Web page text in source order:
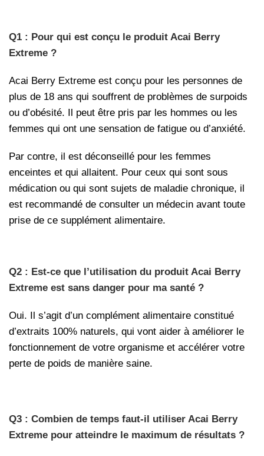
Q1 : Pour qui est conçu le produit Acai Berry
Extreme ?
Acai Berry Extreme est conçu pour les personnes de
plus de 18 ans qui souffrent de problèmes de surpoids
ou d’obésité. Il peut être pris par les hommes ou les
femmes qui ont une sensation de fatigue ou d’anxiété.
Par contre, il est déconseillé pour les femmes
enceintes et qui allaitent. Pour ceux qui sont sous
médication ou qui sont sujets de maladie chronique, il
est recommandé de consulter un médecin avant toute
prise de ce supplément alimentaire.
Q2 : Est-ce que l’utilisation du produit Acai Berry
Extreme est sans danger pour ma santé ?
Oui. Il s’agit d’un complément alimentaire constitué
d’extraits 100% naturels, qui vont aider à améliorer le
fonctionnement de votre organisme et accélérer votre
perte de poids de manière saine.
Q3 : Combien de temps faut-il utiliser Acai Berry
Extreme pour atteindre le maximum de résultats ?